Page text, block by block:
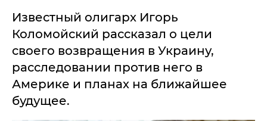
Известный олигарх Игорь
Коломойский рассказал о цели
своего возвращения в Украину,
расследовании против него в
Америке и планах на ближайшее
будущее.